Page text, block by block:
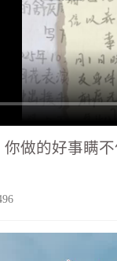
做的好事瞒